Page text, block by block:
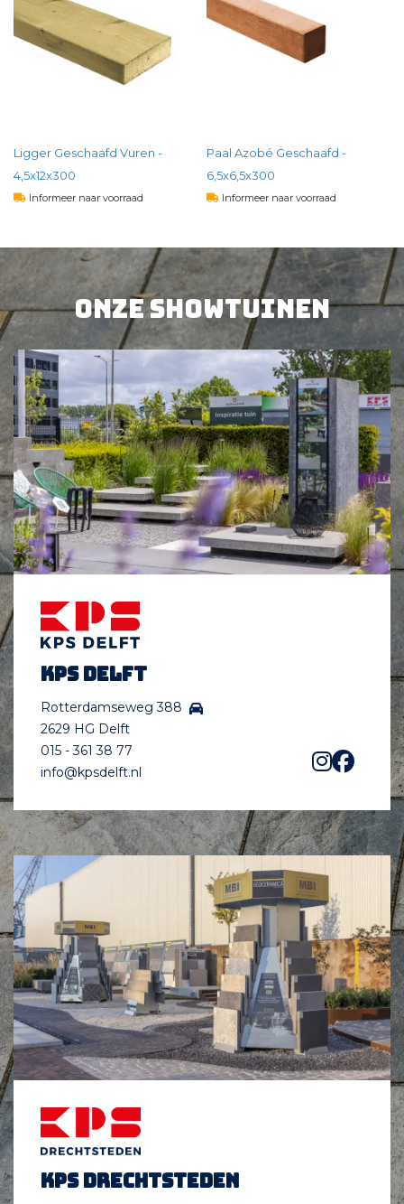
Ligger Geschaafd Vuren -
4,5x12x300
Informeer naar voorraad
23,79per st
BEKIJK PRODUCT
Paal Azobé Geschaafd -
6,5x6,5x300
Informeer naar voorraad
35,48per st
BEKIJK PRODUCT
Onze showtuinen
KPS Delft
Rotterdamseweg 388
2629 HG Delft
015 - 361 38 77
info@kpsdelft.nl
KPS Drechtsteden